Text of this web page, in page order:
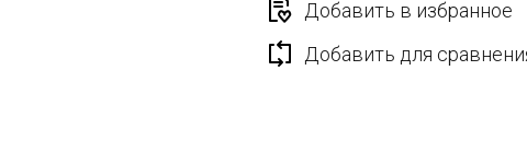
Добавить в избранное
Добавить для